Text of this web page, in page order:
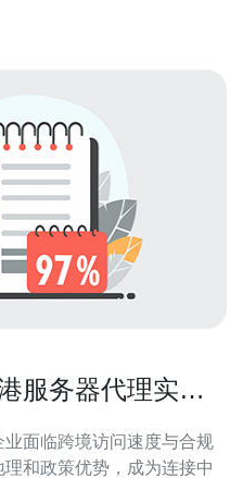
服务器代理实现
面临跨境访问速度与合规
和政策优势，成为连接中